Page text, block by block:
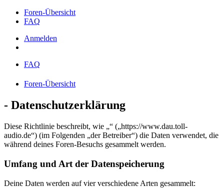
Foren-Übersicht
FAQ
Anmelden
FAQ
Foren-Übersicht
- Datenschutzerklärung
Diese Richtlinie beschreibt, wie „“ („https://www.dau.toll-
audio.de“) (im Folgenden „der Betreiber“) die Daten verwendet, die
während deines Foren-Besuchs gesammelt werden.
Umfang und Art der Datenspeicherung
Deine Daten werden auf vier verschiedene Arten gesammelt: